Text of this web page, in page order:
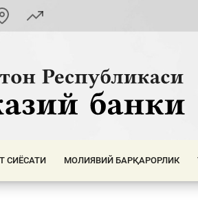
СИЁСАТИ МОЛИЯВИЙ БАРҚАРОРЛИК